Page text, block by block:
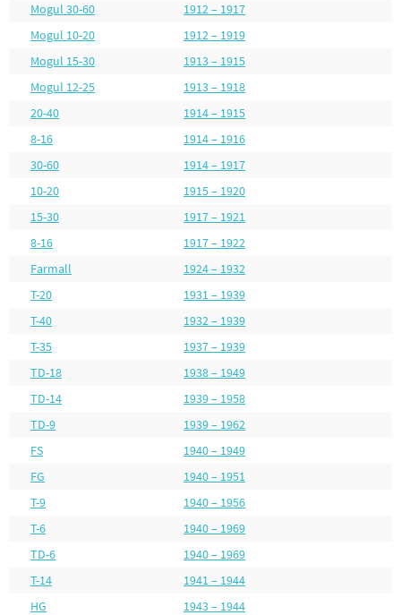
Mogul 30-60
1912 – 1917
Mogul 10-20
1912 – 1919
Mogul 15-30
1913 – 1915
Mogul 12-25
1913 – 1918
20-40
1914 – 1915
8-16
1914 – 1916
30-60
1914 – 1917
10-20
1915 – 1920
15-30
1917 – 1921
8-16
1917 – 1922
Farmall
1924 – 1932
T-20
1931 – 1939
T-40
1932 – 1939
T-35
1937 – 1939
TD-18
1938 – 1949
TD-14
1939 – 1958
TD-9
1939 – 1962
FS
1940 – 1949
FG
1940 – 1951
T-9
1940 – 1956
T-6
1940 – 1969
TD-6
1940 – 1969
T-14
1941 – 1944
HG
1943 – 1944